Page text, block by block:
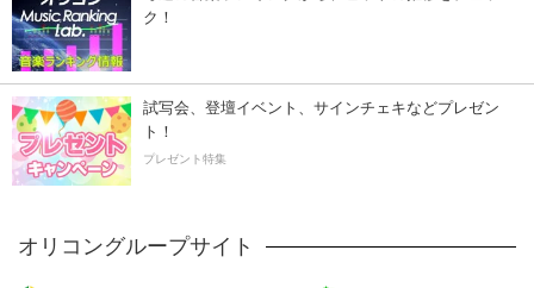
ク！
試写会、登壇イベント、サインチェキなどプレゼン
ト！
プレゼント特集
オリコングループサイト